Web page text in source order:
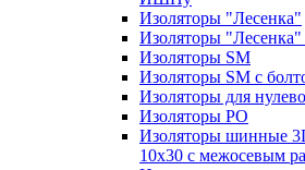
Изоляторы "Лесенка"
Изоляторы "Лесенка"
Изоляторы SM
Изоляторы SM c
Изоляторы для
Изоляторы РО
Изоляторы шинные
10х30 с межосевым